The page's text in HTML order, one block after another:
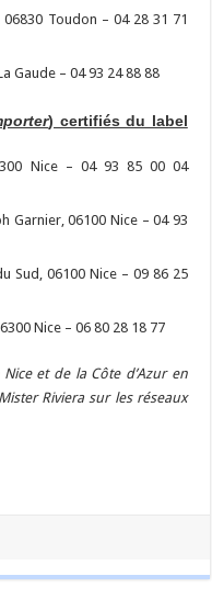
06830 Toudon – 04 28 31 71
Gaude – 04 93 24 88 88
) certifiés du label
Nice – 04 93 85 00 04
Garnier, 06100 Nice – 04 93
Sud, 06100 Nice – 09 86 25
Nice – 06 80 28 18 77
et de la Côte d’Azur en
Riviera sur les réseaux